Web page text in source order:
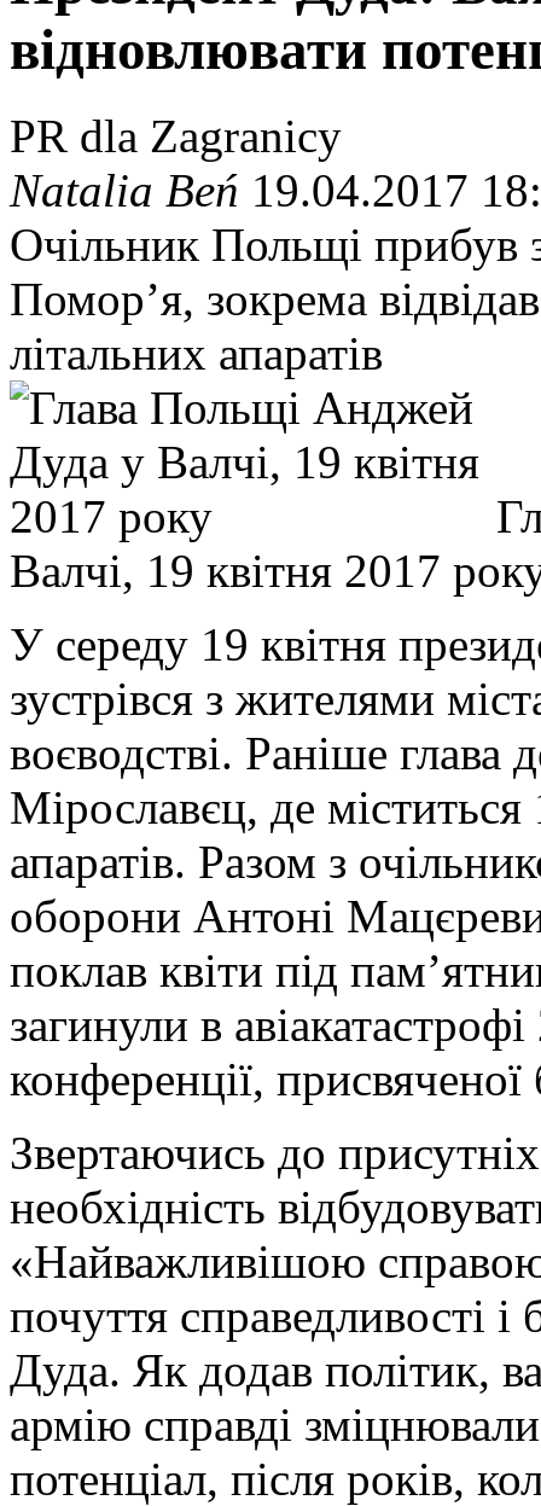
відновлювати
PR dla Zagranicy
Natalia Beń 19.04.2017
Очільник Польщі прибув
Помор’я, зокрема
літальних апаратів
Валчі, 19 квітня 2017
У середу 19 квітня
зустрівся з жителями
воєводстві. Раніше глава
Мірославєц, де міститься
апаратів. Разом з
оборони Антоні
поклав квіти під
загинули в
конференції, присвяченої
Звертаючись до
необхідність
«Найважливішою
почуття справедливості
Дуда. Як додав політик,
армію справді
потенціал, після років,